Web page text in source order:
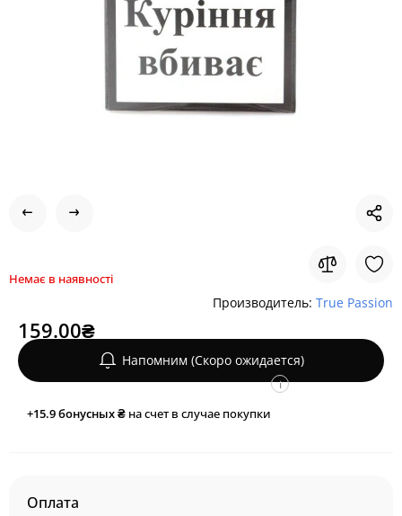
Немає в наявності
Производитель: True Passion
159.00₴
Напомним (Скоро ожидается)
+15.9бонусных ₴ на счет в случае покупки
i
Оплата